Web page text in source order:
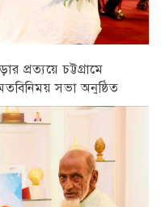
প্রত্যয়ে চট্টগ্রামে
সভা অনুষ্ঠিত